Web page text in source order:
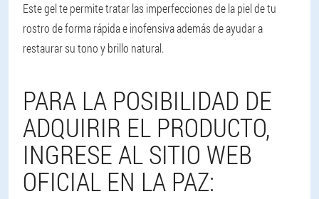
Este gel te permite tratar las imperfecciones de la piel de tu
rostro de forma rápida e inofensiva además de ayudar a
restaurar su tono y brillo natural.
PARA LA POSIBILIDAD DE
ADQUIRIR EL PRODUCTO,
INGRESE AL SITIO WEB
OFICIAL EN LA PAZ: